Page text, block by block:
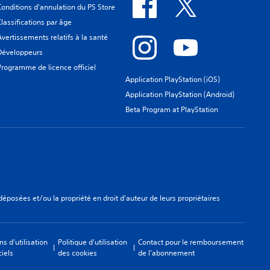
d'annulation du PS Store
par âge
relatifs à la santé
de licence officiel
Application PlayStation (iOS)
Application PlayStation (Android)
Beta Program at PlayStation
et/ou la propriété en droit d'auteur de leurs propriétaires
d'utilisation
Politique d'utilisation
des cookies
Contact pour le remboursement
de l'abonnement